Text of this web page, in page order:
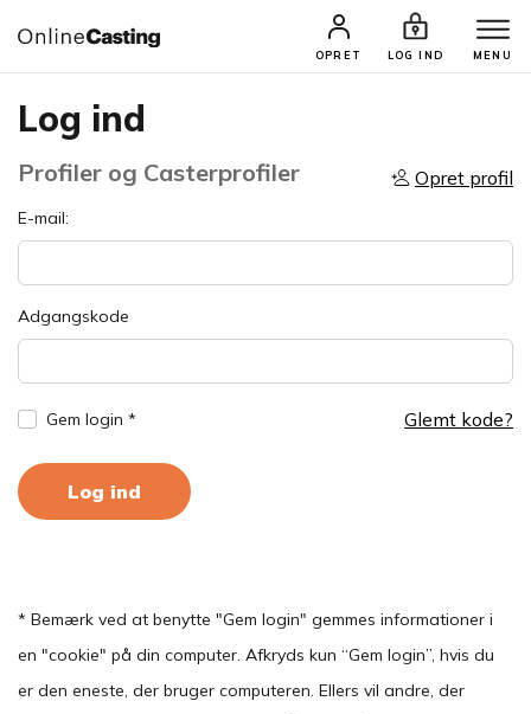
OPRET LOG IND MENU
Log ind
Profiler og Casterprofiler Opret profil
E-mail:
Adgangskode
Gem login * Glemt kode?
Log ind
* Bemærk ved at benytte "Gem login" gemmes informationer i
en "cookie" på din computer. Afkryds kun “Gem login”, hvis du
er den eneste, der bruger computeren. Ellers vil andre, der